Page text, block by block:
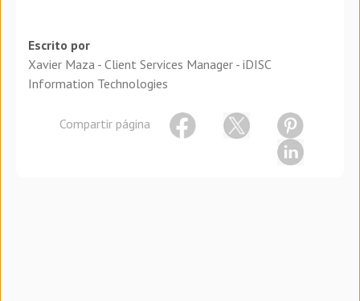
Escrito por
Xavier Maza - Client Services Manager - iDISC
Information Technologies
Compartir página